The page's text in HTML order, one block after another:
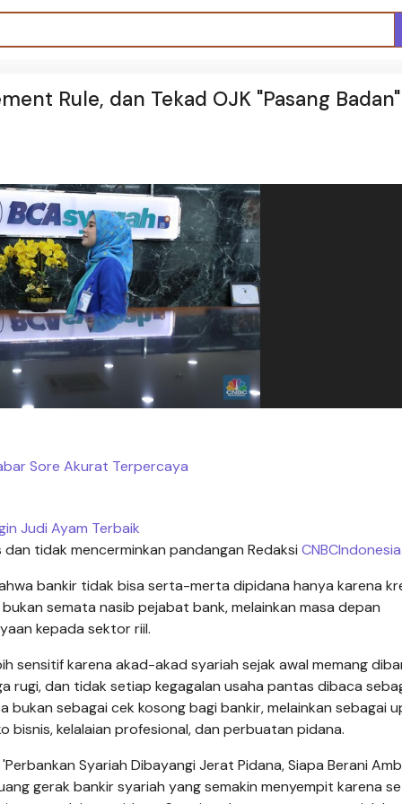
Rule, dan Tekad OJK "Pasang Badan"
Sore Akurat Terpercaya
Judi Ayam Terbaik
tidak mencerminkan pandangan Redaksi
bankir tidak bisa serta-merta dipidana hanya karena
semata nasib pejabat bank, melainkan masa depan
kepada sektor riil.
sensitif karena akad-akad syariah sejak awal memang
rugi, dan tidak setiap kegagalan usaha pantas dibaca
sebagai cek kosong bagi bankir, melainkan sebagai
kelalaian profesional, dan perbuatan pidana.
Syariah Dibayangi Jerat Pidana, Siapa Berani
gerak bankir syariah yang semakin menyempit karena